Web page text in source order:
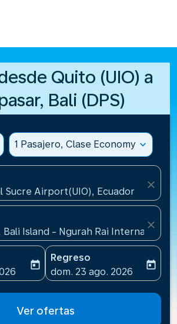
Quito (UIO) a
Bali (DPS)
1 Pasajero, Clase Economy expand_more
Sucre Airport(UIO), Ecuador
close
Bali Island - Ngurah Rai
close
date-aria-label
today
Regreso
fc-booking-return-date-
dom. 23 ago. 2026
today
Ver ofertas